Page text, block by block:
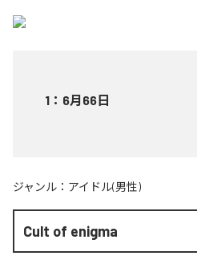
1 ： 6月66日
ジャンル： アイドル(男性)
Cult of enigma